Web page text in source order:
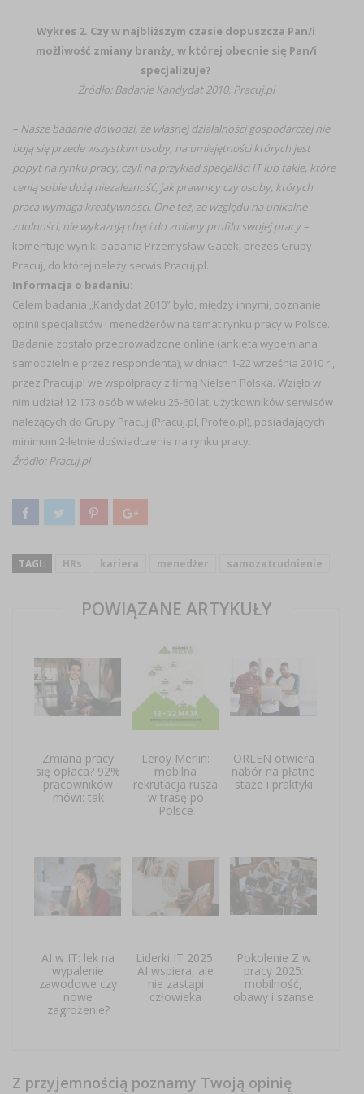
Wykres 2. Czy w najbliższym czasie dopuszcza Pan/i
możliwość zmiany branży, w której obecnie się Pan/i
specjalizuje?
Źródło: Badanie Kandydat 2010, Pracuj.pl
– Nasze badanie dowodzi, że własnej działalności gospodarczej nie
boją się przede wszystkim osoby, na umiejętności których jest
popyt na rynku pracy, czyli na przykład specjaliści IT lub takie, które
cenią sobie dużą niezależność, jak prawnicy czy osoby, których
praca wymaga kreatywności. One też, ze względu na unikalne
zdolności, nie wykazują chęci do zmiany profilu swojej pracy –
komentuje wyniki badania Przemysław Gacek, prezes Grupy
Pracuj, do której należy serwis Pracuj.pl.
Informacja o badaniu:
Celem badania „Kandydat 2010” było, między innymi, poznanie
opinii specjalistów i menedżerów na temat rynku pracy w Polsce.
Badanie zostało przeprowadzone online (ankieta wypełniana
samodzielnie przez respondenta), w dniach 1-22 września 2010 r.,
przez Pracuj.pl we współpracy z firmą Nielsen Polska. Wzięło w
nim udział 12 173 osób w wieku 25-60 lat, użytkowników serwisów
należących do Grupy Pracuj (Pracuj.pl, Profeo.pl), posiadających
minimum 2-letnie doświadczenie na rynku pracy.
Źródło: Pracuj.pl
TAGI: HRs kariera menedżer samozatrudnienie
POWIĄZANE ARTYKUŁY
Zmiana pracy
się opłaca? 92%
pracowników
mówi: tak
Leroy Merlin:
mobilna
rekrutacja rusza
w trasę po
Polsce
ORLEN otwiera
nabór na płatne
staże i praktyki
AI w IT: lek na
wypalenie
zawodowe czy
nowe
zagrożenie?
Liderki IT 2025:
AI wspiera, ale
nie zastąpi
człowieka
Pokolenie Z w
pracy 2025:
mobilność,
obawy i szanse
Z przyjemnością poznamy Twoją opinię